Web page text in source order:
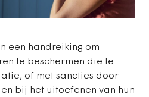
een handreiking om
te beschermen die te
of met sancties door
bij het uitoefenen van hun